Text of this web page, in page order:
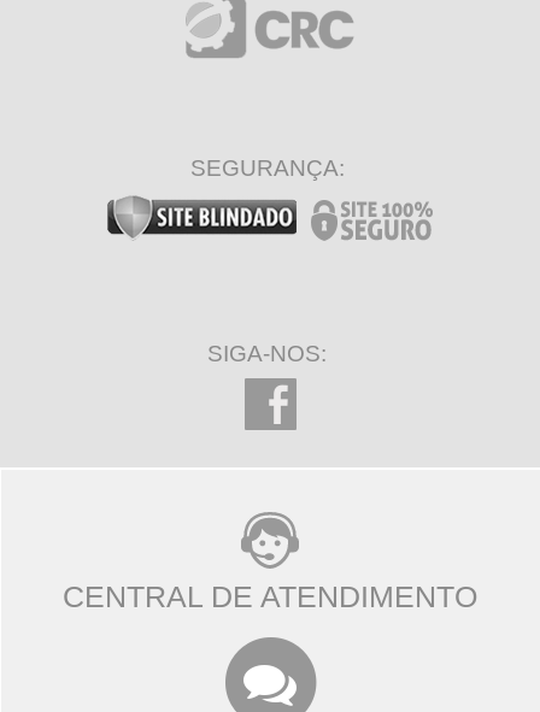
SEGURANÇA:
SIGA-NOS:
CENTRAL DE ATENDIMENTO